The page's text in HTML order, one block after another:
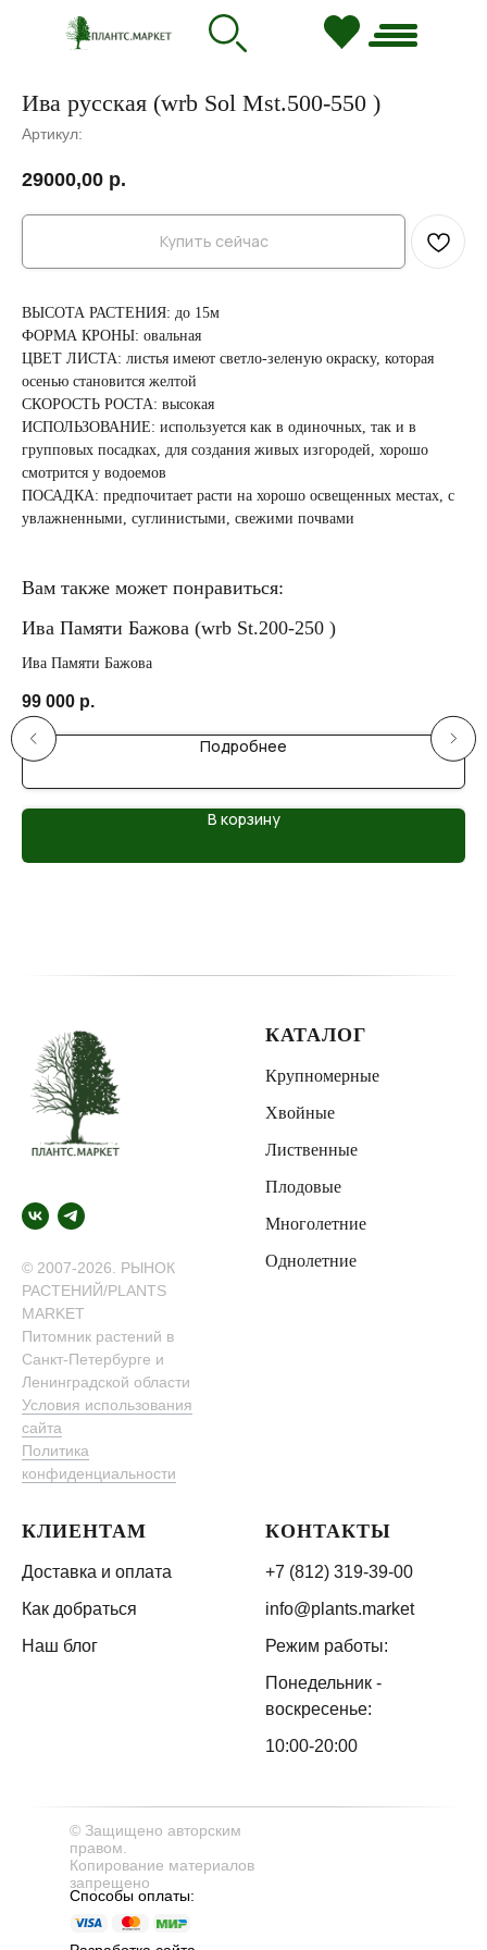
Ива русская (wrb Sol Mst.500-550 )
Артикул:
29000,00 р.
Купить сейчас
ВЫСОТА РАСТЕНИЯ: до 15м
ФОРМА КРОНЫ: овальная
ЦВЕТ ЛИСТА: листья имеют светло-зеленую окраску, которая
осенью становится желтой
СКОРОСТЬ РОСТА: высокая
ИСПОЛЬЗОВАНИЕ: используется как в одиночных, так и в
групповых посадках, для создания живых изгородей, хорошо
смотрится у водоемов
ПОСАДКА: предпочитает расти на хорошо освещенных местах, с
увлажненными, суглинистыми, свежими почвами
Вам также может понравиться:
Ива Памяти Бажова (wrb St.200-250 )
Ива Памяти Бажова
99 000 р.
Подробнее
В корзину
© 2007-2026. РЫНОК
РАСТЕНИЙ/PLANTS
MARKET
Питомник растений в
Санкт-Петербурге и
Ленинградской области
Условия использования
сайта
Политика
конфиденциальности
КАТАЛОГ
Крупномерные
Хвойные
Лиственные
Плодовые
Многолетние
Однолетние
КЛИЕНТАМ
Доставка и оплата
Как добраться
Наш блог
КОНТАКТЫ
+7 (812) 319-39-00
info@plants.market
Режим работы:
Понедельник -
воскресенье:
10:00-20:00
Способы оплаты:
© Защищено авторским
правом.
Копирование материалов
запрещено